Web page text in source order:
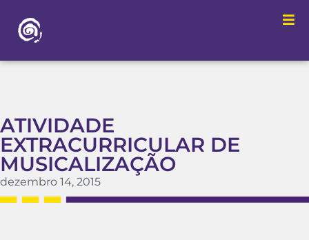
ATIVIDADE
EXTRACURRICULAR DE
MUSICALIZAÇÃO
dezembro 14, 2015